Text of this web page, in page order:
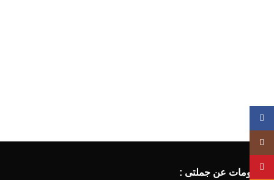
معلومات عن جملتى :
Instagram
YouTube